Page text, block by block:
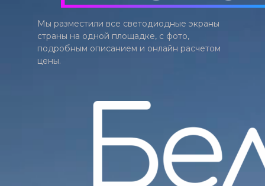
Мы разместили все светодиодные экраны
страны на одной площадке, с фото,
подробным описанием и онлайн расчетом
цены.